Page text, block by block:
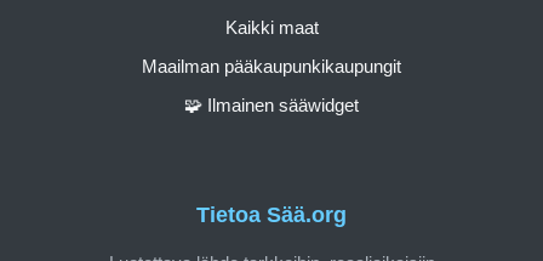
Tietoa Sää.org
Kaikki maat
Maailman pääkaupunkikaupungit
🧩 Ilmainen sääwidget